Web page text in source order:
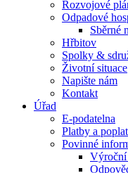
Rozvojové
Odpadové
Sběrné
Hřbitov
Spolky &
Životní situace
Napište nám
Kontakt
Úřad
E-podatelna
Platby a
Povinné
Výroční